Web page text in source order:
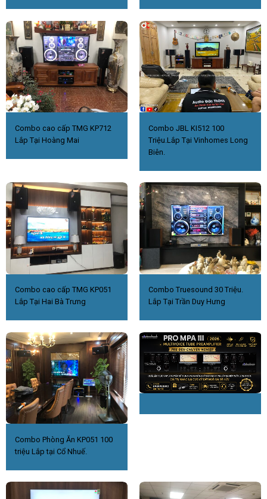
Combo cao cấp TMG KP712
Lắp Tại Hoàng Mai
Combo JBL KI512 100
Triệu.Lắp Tại Vinhomes Long
Biên.
Combo cao cấp TMG KP051
Lắp Tại Hai Bà Trưng
Combo Truesound 30 Triệu.
Lắp Tại Trần Duy Hưng
Combo Phòng Ăn KP051 100
triệu Lắp tại Cổ Nhuế.